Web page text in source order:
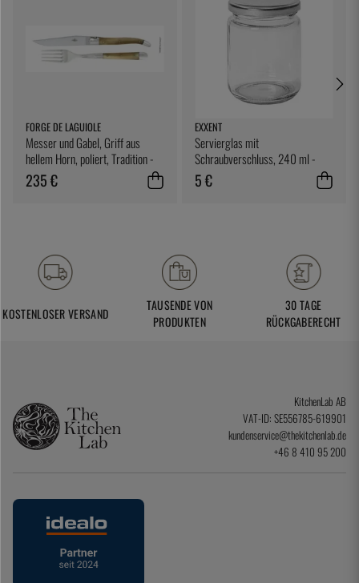
FORGE DE LAGUIOLE
Messer und Gabel, Griff aus
hellem Horn, poliert, Tradition -
Forge de Laguiole
235 €
EXXENT
Servierglas mit
Schraubverschluss, 240 ml -
Exxent
5 €
KOSTENLOSER VERSAND
TAUSENDE VON
PRODUKTEN
30 TAGE
RÜCKGABERECHT
KitchenLab AB
VAT-ID: SE556785-619901
kundenservice@thekitchenlab.de
+46 8 410 95 200